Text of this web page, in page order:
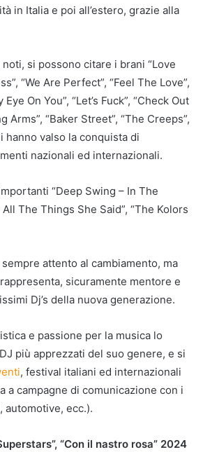
in Italia e poi all’estero, grazie alla
si possono citare i brani “Love
“We Are Perfect”, “Feel The Love”,
Eye On You”, “Let’s Fuck”, “Check Out
Arms”, “Baker Street”, “The Creeps”,
hanno valso la conquista di
nazionali ed internazionali.
“Deep Swing – In The
All The Things She Said”, “The Kolors
attento al cambiamento, ma
sicuramente mentore e
Dj’s della nuova generazione.
e passione per la musica lo
più apprezzati del suo genere, e si
, festival italiani ed internazionali
a campagne di comunicazione con i
automotive, ecc.).
“Con il nastro rosa” 2024